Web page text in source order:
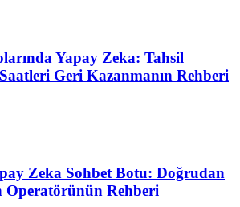
Yapay Zeka: Tahsil
Geri Kazanmanın Rehberi
Zeka Sohbet Botu: Doğrudan
Operatörünün Rehberi